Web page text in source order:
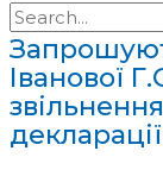
Search
for:
Іванової